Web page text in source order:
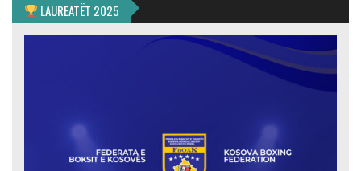
LAUREATËT 2025